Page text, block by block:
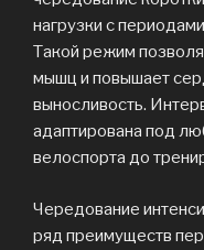
нагрузки с
Такой режим
мышц и повышает
выносливость.
адаптирована под
велоспорта до
Чередование
ряд преимуществ